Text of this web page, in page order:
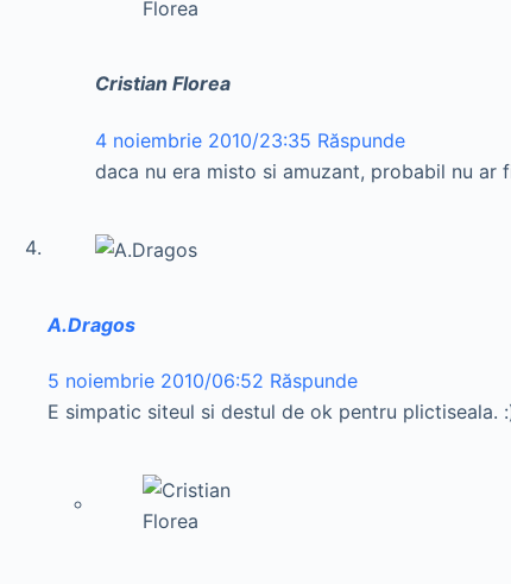
Cristian Florea
4 noiembrie 2010/23:35 Răspunde
daca nu era misto si amuzant, probabil nu ar
A.Dragos
5 noiembrie 2010/06:52 Răspunde
E simpatic siteul si destul de ok pentru plictiseala.